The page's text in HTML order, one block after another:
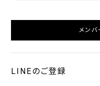
メンバ
LINEのご登録